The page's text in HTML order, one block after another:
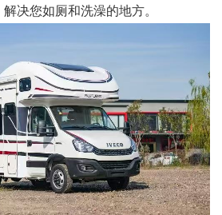
决您如厕和洗澡的地方。